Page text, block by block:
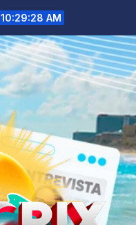
10:29:30 AM